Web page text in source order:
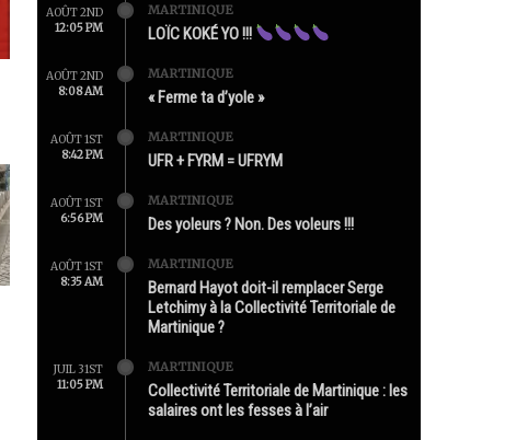
AOÛT 2ND
12:05 PM
MARTINIQUE
LOÏC KOKÉ YO !!!
AOÛT 2ND
8:08 AM
MARTINIQUE
« Ferme ta d’yole »
AOÛT 1ST
8:42 PM
MARTINIQUE
UFR + FYRM = UFRYM
AOÛT 1ST
6:56 PM
MARTINIQUE
Des yoleurs ? Non. Des voleurs !!!
AOÛT 1ST
8:35 AM
MARTINIQUE
Bernard Hayot doit-il remplacer Serge
Letchimy à la Collectivité Territoriale de
Martinique ?
JUIL 31ST
11:05 PM
MARTINIQUE
Collectivité Territoriale de Martinique : les
salaires ont les fesses à l’air